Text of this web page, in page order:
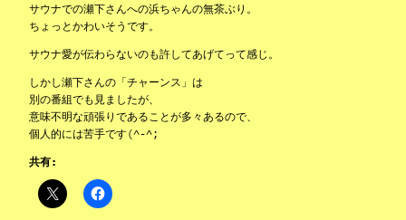
サウナでの瀬下さんへの浜ちゃんの無茶ぶり。
ちょっとかわいそうです。
サウナ愛が伝わらないのも許してあげてって感じ。
しかし瀬下さんの「チャーンス」は
別の番組でも見ましたが、
意味不明な頑張りであることが多々あるので、
個人的には苦手です(^-^;
共有: